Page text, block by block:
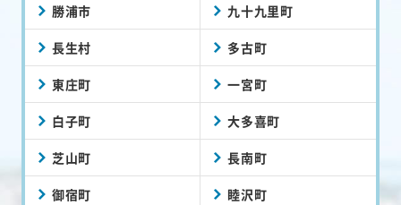
勝浦市 九十九里町
長生村 多古町
東庄町 一宮町
白子町 大多喜町
芝山町 長南町
御宿町 睦沢町